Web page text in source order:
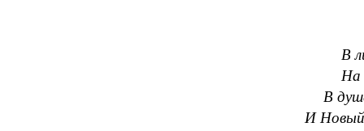
В
На
В
И Новый